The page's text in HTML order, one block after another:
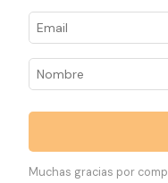
COMO
¿Como
Muchas gracias por